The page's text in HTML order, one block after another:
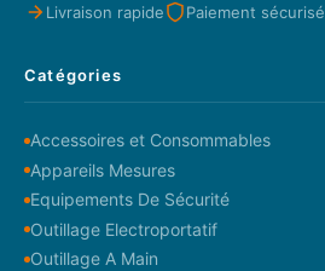
Livraison rapide Paiement sécurisé
Catégories
Accessoires et Consommables
Appareils Mesures
Equipements De Sécurité
Outillage Electroportatif
Outillage A Main